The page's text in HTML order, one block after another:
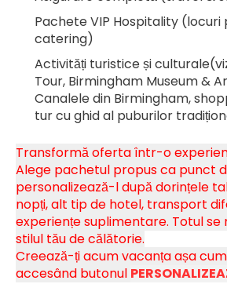
Pachete VIP Hospitality (locuri
catering)
Activități turistice și
Tour, Birmingham Museum &
Canalele din Birmingham,
tur cu ghid al puburilor
Transformă oferta într-o
Alege pachetul propus ca punct
personalizează-l după dorințele
nopți, alt tip de hotel, transport
experiențe suplimentare. Totul se
stilul tău de călătorie.
Creează-ți acum vacanța așa cum
accesând butonul